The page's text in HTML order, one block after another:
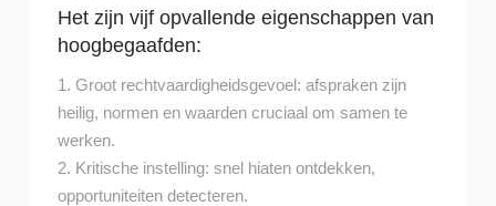
Het zijn vijf opvallende eigenschappen van
hoogbegaafden:
1. Groot rechtvaardigheidsgevoel: afspraken zijn
heilig, normen en waarden cruciaal om samen te
werken.
2. Kritische instelling: snel hiaten ontdekken,
opportuniteiten detecteren.